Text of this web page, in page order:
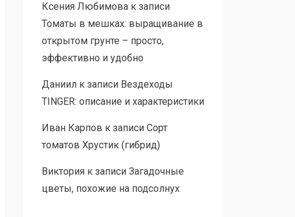
Ксения Любимовак записи
Томаты в мешках: выращивание в
открытом грунте – просто,
эффективно и удобно
Даниилк записи Вездеходы
TINGER: описание и характеристики
Иван Карпов к записи Сорт
томатов Хрустик (гибрид)
Викторияк записи Загадочные
цветы, похожие на подсолнух